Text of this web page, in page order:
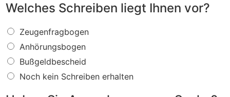
i
V
e
r
s
t
o
ß
Welches Schreiben liegt Ihnen vor?
W
e
c
h
e
Zeugenfragbogen
Anhörungsbogen
Bußgeldbescheid
Noch kein Schreiben erhalten